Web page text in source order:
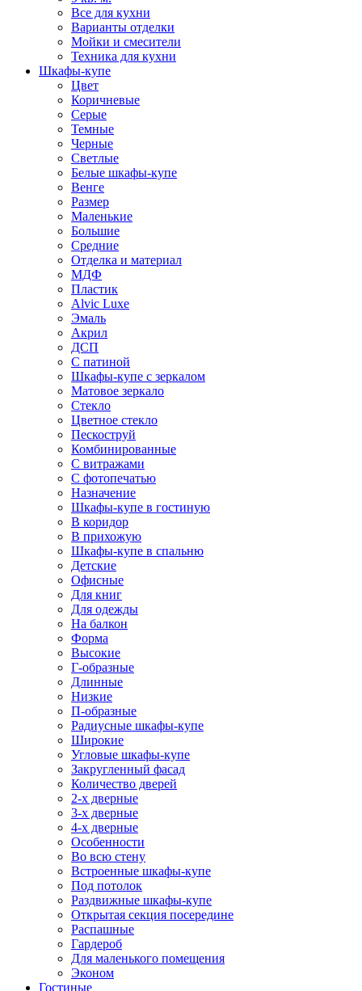
Все для кухни
Варианты отделки
Мойки и смесители
Техника для кухни
Шкафы-купе
Цвет
Коричневые
Серые
Темные
Черные
Светлые
Белые шкафы-купе
Венге
Размер
Маленькие
Большие
Средние
Отделка и материал
МДФ
Пластик
Alvic Luxe
Эмаль
Акрил
ДСП
С патиной
Шкафы-купе с зеркалом
Матовое зеркало
Стекло
Цветное стекло
Пескоструй
Комбинированные
С витражами
С фотопечатью
Назначение
Шкафы-купе в гостиную
В коридор
В прихожую
Шкафы-купе в спальню
Детские
Офисные
Для книг
Для одежды
На балкон
Форма
Высокие
Г-образные
Длинные
Низкие
П-образные
Радиусные шкафы-купе
Широкие
Угловые шкафы-купе
Закругленный фасад
Количество дверей
2-х дверные
3-х дверные
4-х дверные
Особенности
Во всю стену
Встроенные шкафы-купе
Под потолок
Раздвижные шкафы-купе
Открытая секция посередине
Распашные
Гардероб
Для маленького помещения
Эконом
Гостиные